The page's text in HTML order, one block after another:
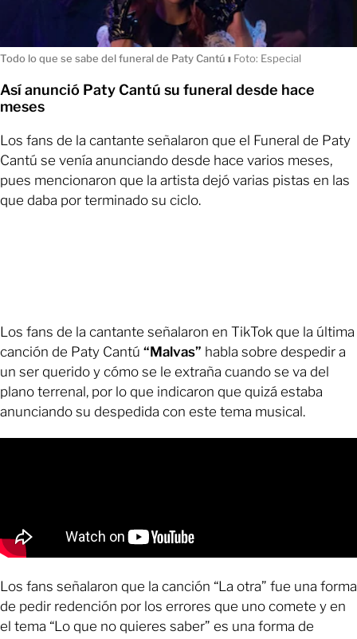
Todo lo que se sabe del funeral de Paty Cantú ı Foto: Especial
Así anunció Paty Cantú su funeral desde hace
meses
Los fans de la cantante señalaron que el Funeral de Paty
Cantú se venía anunciando desde hace varios meses,
pues mencionaron que la artista dejó varias pistas en las
que daba por terminado su ciclo.
Los fans de la cantante señalaron en TikTok que la última
canción de Paty Cantú “Malvas” habla sobre despedir a
un ser querido y cómo se le extraña cuando se va del
plano terrenal, por lo que indicaron que quizá estaba
anunciando su despedida con este tema musical.
Los fans señalaron que la canción “La otra” fue una forma
de pedir redención por los errores que uno comete y en
el tema “Lo que no quieres saber” es una forma de